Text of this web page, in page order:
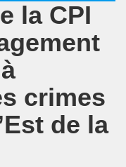
la CPI
crimes
de la